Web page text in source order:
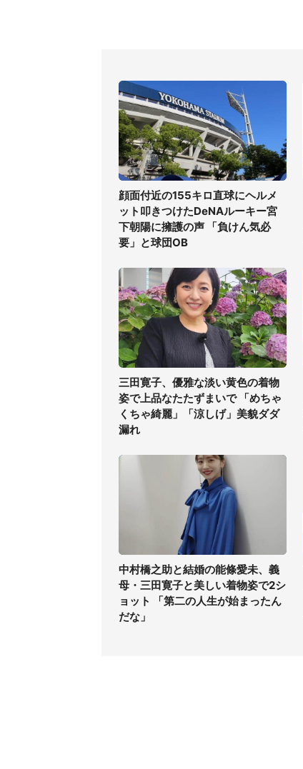
顔面付近の155キロ直球にヘルメ
ット叩きつけたDeNAルーキー宮
下朝陽に擁護の声 「負けん気必
要」と球団OB
三田寛子、優雅な淡い黄色の着物
姿で上品なたたずまいで 「めちゃ
くちゃ綺麗」「涼しげ」美貌ダダ
漏れ
中村橋之助と結婚の能條愛未、義
母・三田寛子と美しい着物姿で2シ
ョット 「第二の人生が始まったん
だな」